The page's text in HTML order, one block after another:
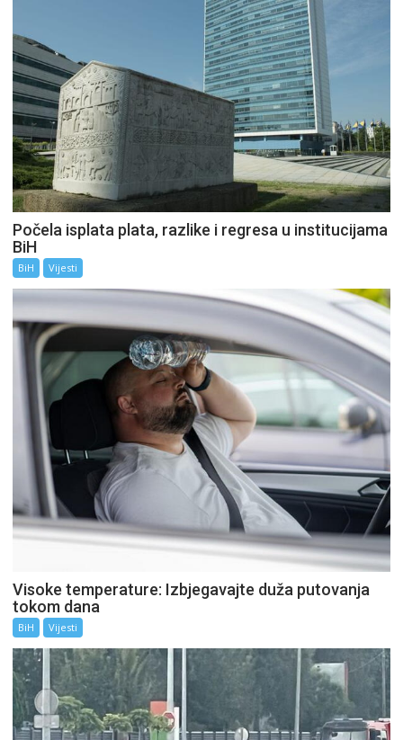
Počela isplata plata, razlike i regresa u institucijama
BiH
BiH Vijesti
Visoke temperature: Izbjegavajte duža putovanja
tokom dana
BiH Vijesti